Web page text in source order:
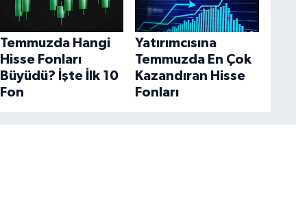
Temmuzda Hangi
Hisse Fonları
Büyüdü? İşte İlk 10
Fon
Yatırımcısına
Temmuzda En Çok
Kazandıran Hisse
Fonları